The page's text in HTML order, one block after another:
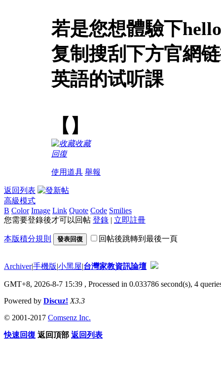
若是您想體驗下
复制搜刮下方官網
英語的试听課
【】
收藏
回復
使用道具 舉報
返回列表
高級模式
B Color Image Link Quote Code Smilies
您需要登錄後才可以回帖 登錄 | 立即註冊
本版積分規則 發表回復 回帖後跳轉到最後一頁
Archiver|手機版|小黑屋|台灣家教資訊論壇
GMT+8, 2026-8-7 15:39 , Processed in 0.033786 second(s), 4
Powered by Discuz! X3.3
© 2001-2017 Comsenz Inc.
快速回復 返回頂部 返回列表